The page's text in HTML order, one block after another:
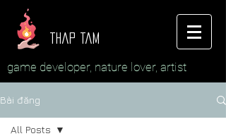
thap tam
game developer, nature lover, artist
Bài đăng
All Posts